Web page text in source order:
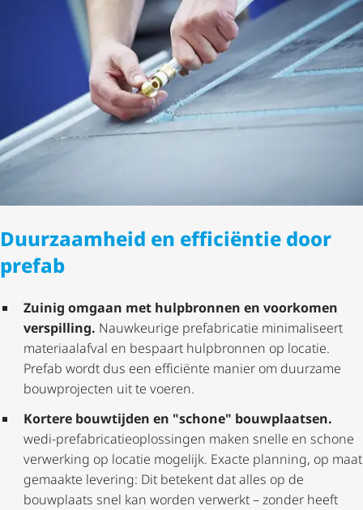
Duurzaamheid en efficiëntie door
prefab
Zuinig omgaan met hulpbronnen en voorkomen
verspilling. Nauwkeurige prefabricatie minimaliseert
materiaalafval en bespaart hulpbronnen op locatie.
Prefab wordt dus een efficiënte manier om duurzame
bouwprojecten uit te voeren.
Kortere bouwtijden en "schone" bouwplaatsen.
wedi-prefa­bri­ca­tie­op­los­singen maken snelle en schone
verwerking op locatie mogelijk. Exacte planning, op maat
gemaakte levering: Dit betekent dat alles op de
bouwplaats snel kan worden verwerkt – zonder heeft